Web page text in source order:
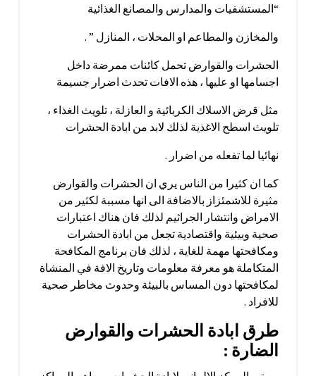
“المستشفيات والمدارس والمصانع الغذائية
والمخازن والمطاعم او المحلات ، المنازل ” .
الحشرات والقوارض تحمل كائنات ممرضة داخل
اجسامها او عليها ، هذه الافات تحدث اضرار جسيمة
مثل قرض الاسلاك الكربائية و العازلة ، تلويث الغذاء ،
تلويث اسطح الاغذية لذلك لابد من ابادة الحشرات
نهائيا لما تفعله من اضرار .
كما ان كثيرا من الناس يري ان الحشرات والقوارض
مثيرة للاشمئزاز بالاضافة الى انها مسببة لكثير من
الامراض وانتشار الجراثيم لذلك فان هناك اعتبارات
صحية وبيئية واقتصادية تجعل من ابادة الحشرات
ومكافحتها مهمة للغاية ، لذلك فان برنامج المكافحة
المتكاملة هو معرفة معلومات وتاريخ الافة في المنشاة
لمكافحتها دون المساس بالبيئة وحدوث مخاطر صحية
للافراد .
طرق ابادة الحشرات والقوارض
الضارة :